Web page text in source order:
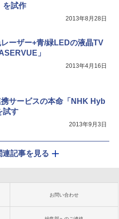
を試作
2013年8月28日
ーザー+青/緑LEDの液晶TV
」
2013年4月16日
サービスの本命「NHK Hyb
試す
2013年9月3日
連記事を見る
お問い合わせ